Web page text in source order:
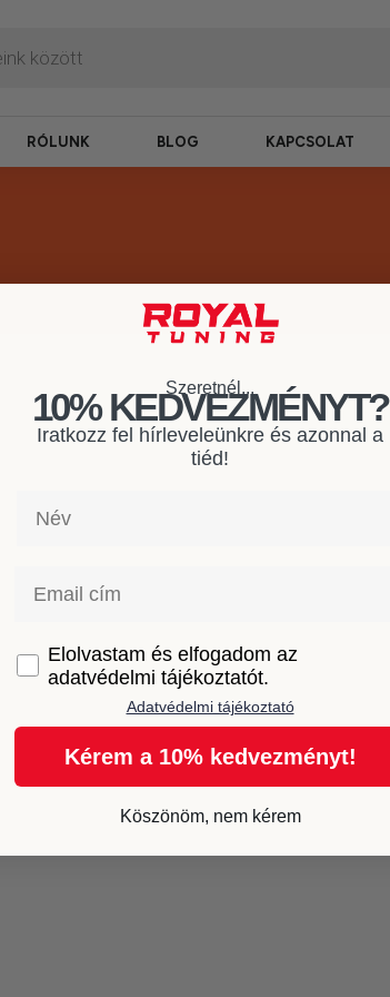
RÓLUNK BLOG KAPCSOLAT
Szeretnél...
10% KEDVEZMÉNYT?
Iratkozz fel hírleveleünkre és azonnal a
tiéd!
GDPRElolvastam és elfogadom az
adatvédelmi tájékoztatót.
Adatvédelmi tájékoztató
Kérem a 10% kedvezményt!
Köszönöm, nem kérem